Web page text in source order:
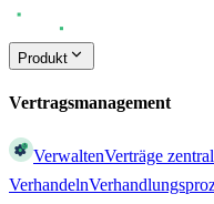
Produkt
Vertragsmanagement
VerwaltenVerträge
Verhandeln